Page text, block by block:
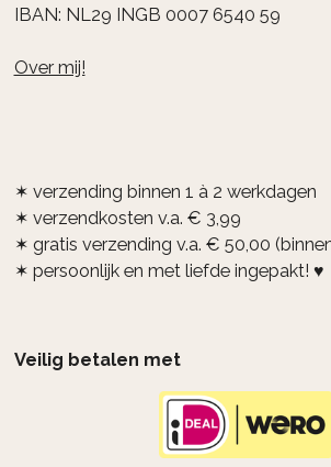
IBAN: NL29 INGB 0007 6540 59
Over mij!
✶ verzending binnen 1 à 2 werkdagen
✶ verzendkosten v.a. € 3,99
✶ gratis verzending v.a. € 50,00
✶ persoonlijk en met liefde ingepakt! ♥
Veilig betalen met